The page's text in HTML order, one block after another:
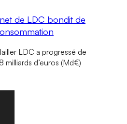
de LDC bondit de
LDC a progressé de
milliards d’euros (Md€)